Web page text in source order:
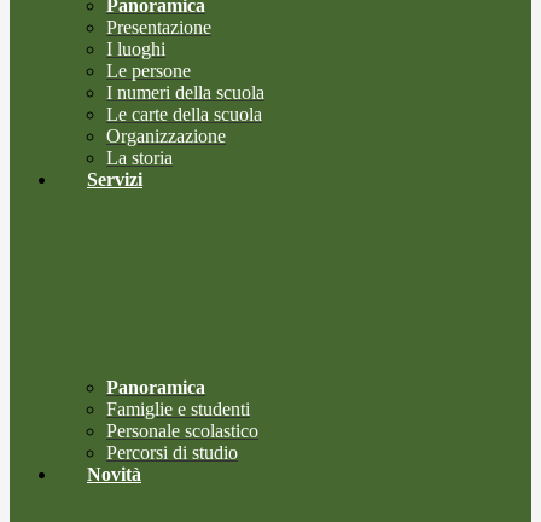
Panoramica
Presentazione
I luoghi
Le persone
I numeri della scuola
Le carte della scuola
Organizzazione
La storia
Servizi
Panoramica
Famiglie e studenti
Personale scolastico
Percorsi di studio
Novità